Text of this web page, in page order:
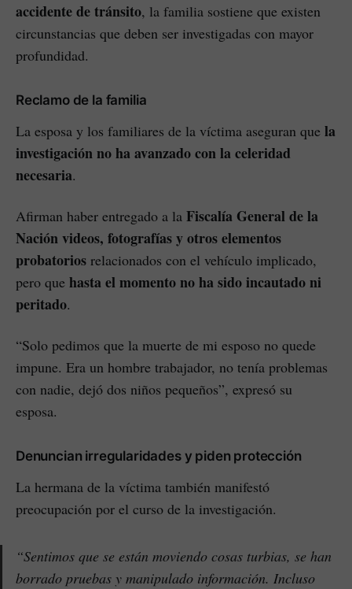
accidente de tránsito, la familia sostiene que existen
circunstancias que deben ser investigadas con mayor
profundidad.
Reclamo de la familia
La esposa y los familiares de la víctima aseguran que la
investigación no ha avanzado con la celeridad
necesaria.
Afirman haber entregado a la Fiscalía General de la
Naciónvideos, fotografías y otros elementos
probatorios relacionados con el vehículo implicado,
pero que hasta el momento no ha sido incautado ni
peritado.
“Solo pedimos que la muerte de mi esposo no quede
impune. Era un hombre trabajador, no tenía problemas
con nadie, dejó dos niños pequeños”, expresó su
esposa.
Denuncian irregularidades y piden protección
La hermana de la víctima también manifestó
preocupación por el curso de la investigación.
“Sentimos que se están moviendo cosas turbias, se han
borrado pruebas y manipulado información. Incluso